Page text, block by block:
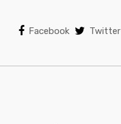
Facebook Twitter